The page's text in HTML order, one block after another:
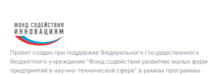
Проект создан при поддержке Федерального государственного
бюджетного учреждения "Фонд содействия развитию малых форм
предприятий в научно-технической сфере" в рамках программы